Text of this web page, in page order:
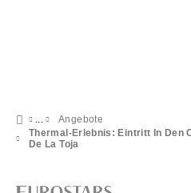
Angebote
Thermal-Erlebnis: Eintritt In Den
De La Toja